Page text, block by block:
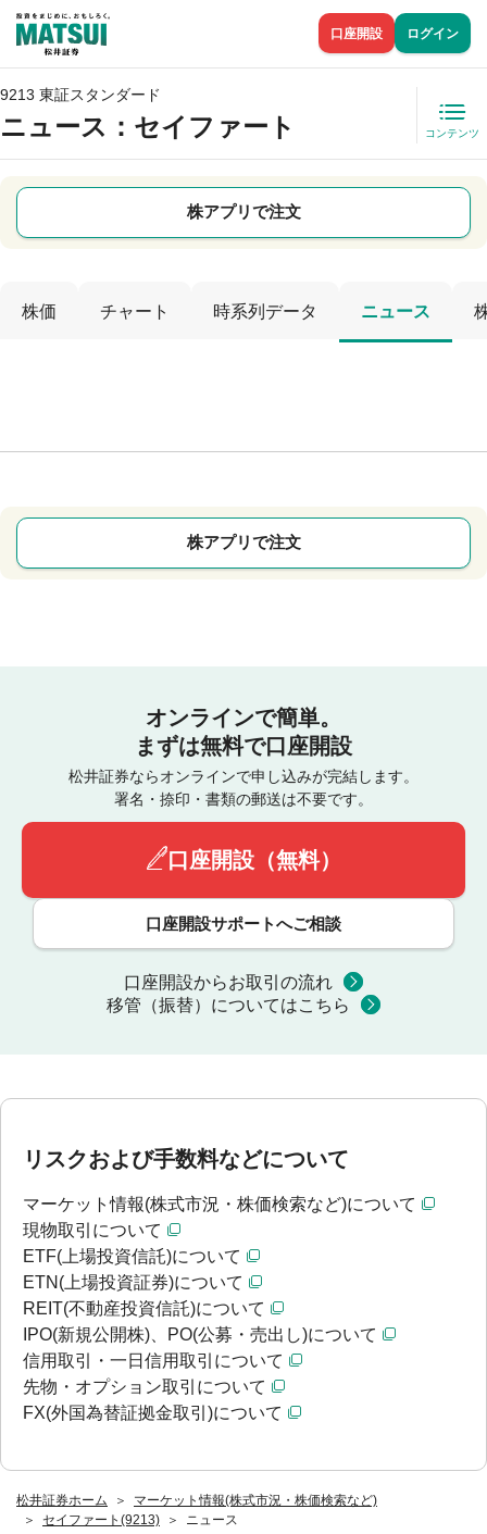
口座開設 ログイン
松井証券ホーム
マーケット情報(株式市況・株価検索など)
セイファート(9213)
ニュース
9213 東証スタンダード
ニュース ：セイファート コンテンツ
株アプリで注文
株価 チャート 時系列データ ニュース
株アプリで注文
オンラインで簡単。
まずは無料で口座開設
松井証券ならオンラインで申し込みが完結します。
署名・捺印・書類の郵送は不要です。
口座開設（無料）
口座開設サポートへご相談
口座開設からお取引の流れ
移管（振替）についてはこちら
リスクおよび手数料などについて
マーケット情報(株式市況・株価検索など)について
現物取引について
ETF(上場投資信託)について
ETN(上場投資証券)について
REIT(不動産投資信託)について
IPO(新規公開株)、PO(公募・売出し)について
信用取引・一日信用取引について
先物・オプション取引について
FX(外国為替証拠金取引)について